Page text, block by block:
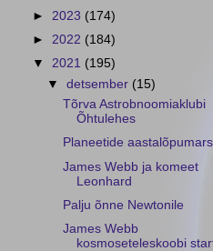
► 2023 (174)
► 2022 (184)
▼ 2021 (195)
▼detsember (15)
Tõrva Astrobnoomiaklubi
Õhtulehes
Planeetide
James Webb ja komeet
Leonhard
Palju õnne Newtonile
James Webb
kosmoseteleskoobi